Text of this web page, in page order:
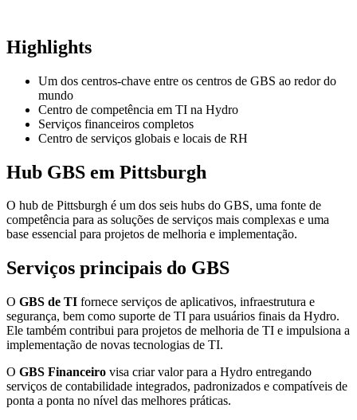
Highlights
Um dos centros-chave entre os centros de GBS ao redor do
mundo
Centro de competência em TI na Hydro
Serviços financeiros completos
Centro de serviços globais e locais de RH
Hub GBS em Pittsburgh
O hub de Pittsburgh é um dos seis hubs do GBS, uma fonte de
competência para as soluções de serviços mais complexas e uma
base essencial para projetos de melhoria e implementação.
Serviços principais do GBS
O GBS de TI fornece serviços de aplicativos, infraestrutura e
segurança, bem como suporte de TI para usuários finais da Hydro.
Ele também contribui para projetos de melhoria de TI e impulsiona a
implementação de novas tecnologias de TI.
O GBS Financeiro visa criar valor para a Hydro entregando
serviços de contabilidade integrados, padronizados e compatíveis de
ponta a ponta no nível das melhores práticas.